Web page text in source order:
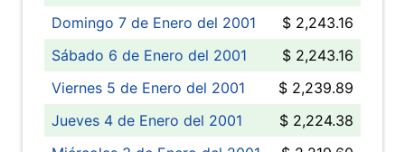
Domingo 7 de Enero del 2001
$ 2,243.16
Sábado 6 de Enero del 2001
$ 2,243.16
Viernes 5 de Enero del 2001
$ 2,239.89
Jueves 4 de Enero del 2001
$ 2,224.38